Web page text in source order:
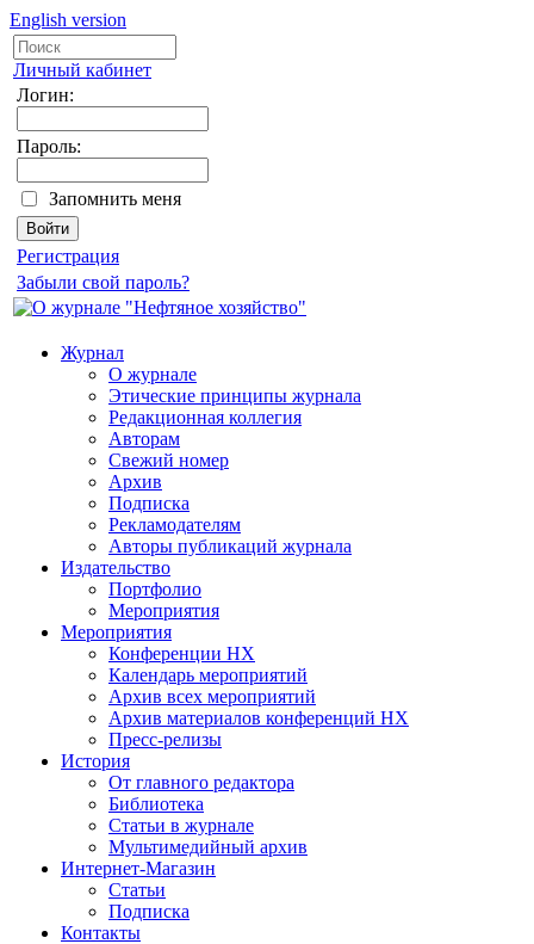
English version
Личный кабинет
Логин:
Пароль:
Запомнить меня
Регистрация
Забыли свой пароль?
Журнал
О журнале
Этические принципы журнала
Редакционная коллегия
Авторам
Свежий номер
Архив
Подписка
Рекламодателям
Авторы публикаций журнала
Издательство
Портфолио
Мероприятия
Мероприятия
Конференции НХ
Календарь мероприятий
Архив всех мероприятий
Архив материалов конференций НХ
Пресс-релизы
История
От главного редактора
Библиотека
Статьи в журнале
Мультимедийный архив
Интернет-Магазин
Статьи
Подписка
Контакты